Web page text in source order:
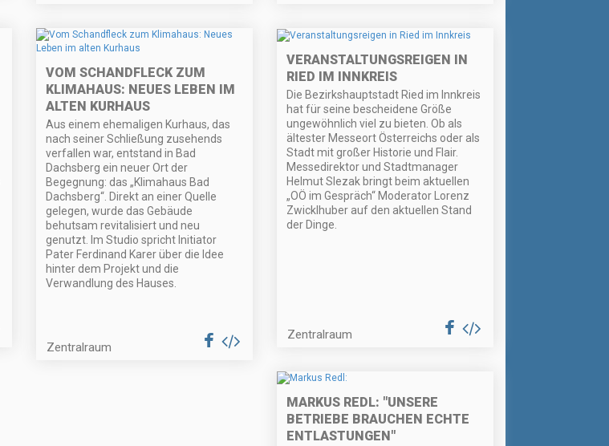
VOM SCHANDFLECK ZUM
KLIMAHAUS: NEUES LEBEN IM
ALTEN KURHAUS
Aus einem ehemaligen Kurhaus, das
nach seiner Schließung zusehends
verfallen war, entstand in Bad
Dachsberg ein neuer Ort der
Begegnung: das „Klimahaus Bad
Dachsberg“. Direkt an einer Quelle
gelegen, wurde das Gebäude
behutsam revitalisiert und neu
genutzt. Im Studio spricht Initiator
Pater Ferdinand Karer über die Idee
hinter dem Projekt und die
Verwandlung des Hauses.
Zentralraum
VERANSTALTUNGSREIGEN IN
RIED IM INNKREIS
Die Bezirkshauptstadt Ried im Innkreis
hat für seine bescheidene Größe
ungewöhnlich viel zu bieten. Ob als
ältester Messeort Österreichs oder als
Stadt mit großer Historie und Flair.
Messedirektor und Stadtmanager
Helmut Slezak bringt beim aktuellen
„OÖ im Gespräch“ Moderator Lorenz
Zwicklhuber auf den aktuellen Stand
der Dinge.
Zentralraum
MARKUS REDL: "UNSERE
BETRIEBE BRAUCHEN ECHTE
ENTLASTUNGEN"